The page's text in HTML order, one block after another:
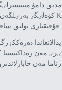
دامۋ
قۇقىقتارى تولىق
مەن
مەن